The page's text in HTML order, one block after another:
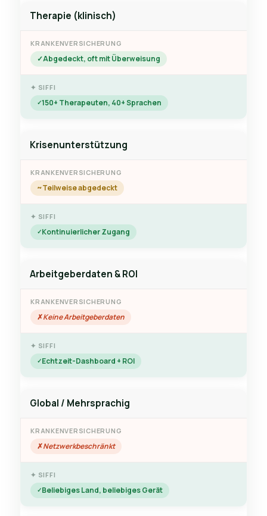
Therapie (klinisch)
Abgedeckt, oft mit Überweisung
150+ Therapeuten, 40+ Sprachen
Krisenunterstützung
Teilweise abgedeckt
Kontinuierlicher Zugang
Arbeitgeberdaten & ROI
Keine Arbeitgeberdaten
Echtzeit-Dashboard + ROI
Global / Mehrsprachig
Netzwerkbeschränkt
Beliebiges Land, beliebiges Gerät